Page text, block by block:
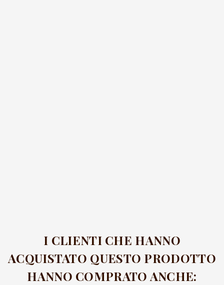
I CLIENTI CHE HANNO
ACQUISTATO QUESTO PRODOTTO
HANNO COMPRATO ANCHE: